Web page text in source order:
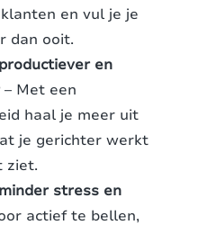
en vul je je
dan ooit.
en
– Met een
haal je meer uit
je gerichter werkt
ziet.
stress en
actief te bellen,